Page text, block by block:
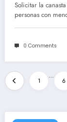
Solicitar la
personas con
0 Comments
Posts
pagination
1
…
6